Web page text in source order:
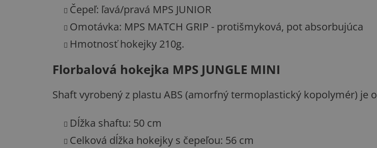
Čepeľ: ľavá/pravá MPS JUNIOR
Omotávka: MPS MATCH GRIP - protišmyková, pot absorbujúca
Hmotnosť hokejky 210g.
Florbalová hokejka MPS JUNGLE MINI
Shaft vyrobený z plastu ABS (amorfný termoplastický kopolymér) je
Dĺžka shaftu: 50 cm
Celková dĺžka hokejky s čepeľou: 56 cm